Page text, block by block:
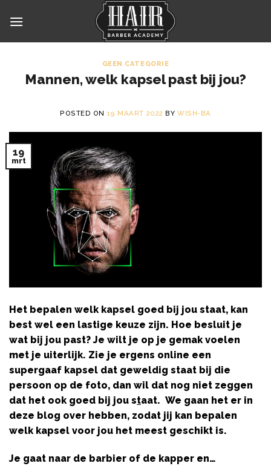
GEEN CATEGORIE
Mannen, welk kapsel past bij jou?
POSTED ON 19 MAART 2022 BYWISH-BA
19
mrt
Het bepalen welk kapsel goed bij jou staat, kan
best wel een lastige keuze zijn. Hoe besluit je
wat bij jou past? Je wilt je op je gemak voelen
met je uiterlijk. Zie je ergens online een
supergaaf kapsel dat geweldig staat bij die
persoon op de foto, dan wil dat nog niet zeggen
dat het ook goed bij jou staat. We gaan het er in
deze blog over hebben, zodat jij kan bepalen
welk kapsel voor jou het meest geschikt is.
Je gaat naar de barbier of de kapper en…